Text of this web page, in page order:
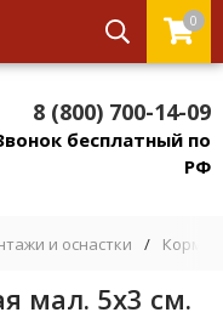
0
8 (800) 700-14-09
бесплатный по
РФ
и оснастки /
мал. 5х3 см.